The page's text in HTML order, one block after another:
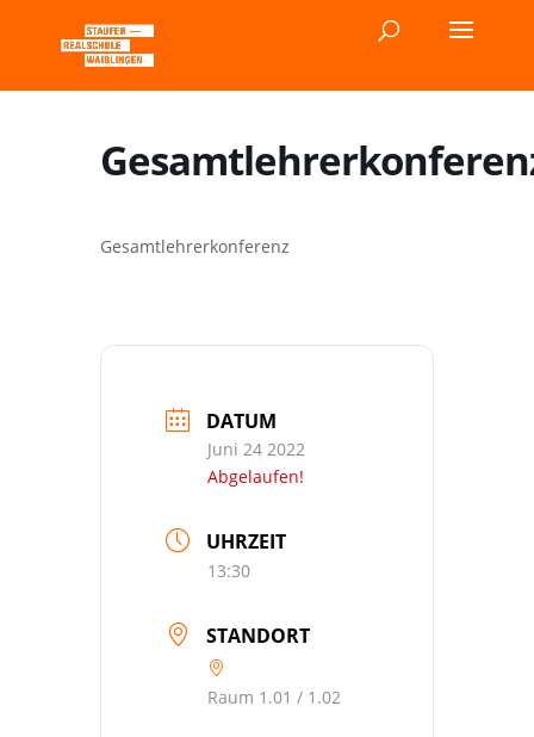
Gesamtlehrerkonferenz
DATUM
Juni 24 2022
Abgelaufen!
UHRZEIT
13:30
STANDORT
Raum 1.01 / 1.02